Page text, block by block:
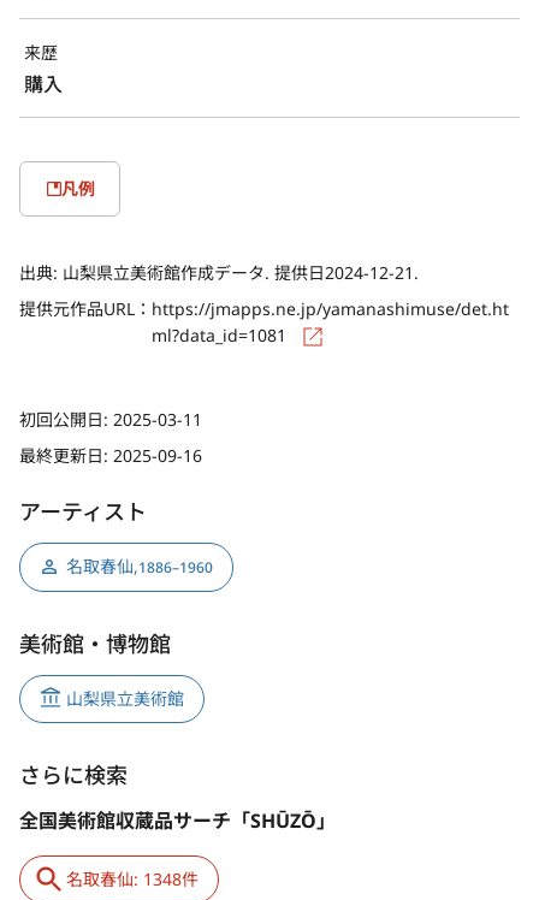
来歴
購入
凡例
出典: 山梨県立美術館作成データ. 提供日2024-12-21.
提供元作品URL： https://jmapps.ne.jp/yamanashimuse/det.ht
ml?data_id=1081
初回公開日: 2025-03-11
最終更新日: 2025-09-16
アーティスト
名取春仙,1886–1960
美術館・博物館
山梨県立美術館
さらに検索
全国美術館収蔵品サーチ「SHŪZŌ」
名取春仙: 1348件